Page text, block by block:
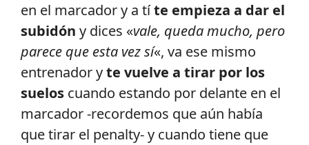
en el marcador y a títe empieza a dar el
subidón y dices «vale, queda mucho, pero
parece que esta vez sí«, va ese mismo
entrenador yte vuelve a tirar por los
suelos cuando estando por delante en el
marcador -recordemos que aún había
que tirar el penalty- y cuando tiene que